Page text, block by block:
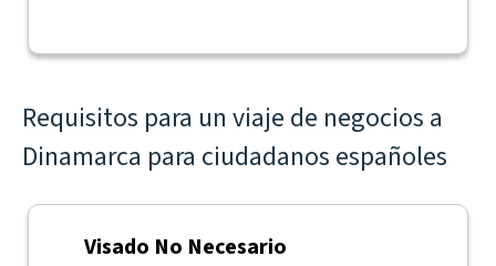
Requisitos para un viaje de negocios a
Dinamarca para ciudadanos españoles
Visado No Necesario